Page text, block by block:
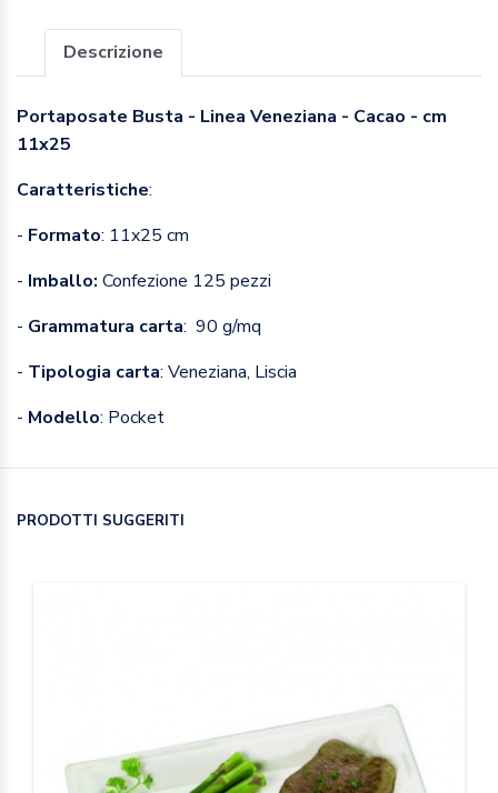
Descrizione
Portaposate Busta - Linea Veneziana - Cacao - cm
11x25
Caratteristiche:
- Formato: 11x25 cm
- Imballo: Confezione 125 pezzi
- Grammatura carta: 90 g/mq
- Tipologia carta: Veneziana, Liscia
- Modello: Pocket
PRODOTTI SUGGERITI